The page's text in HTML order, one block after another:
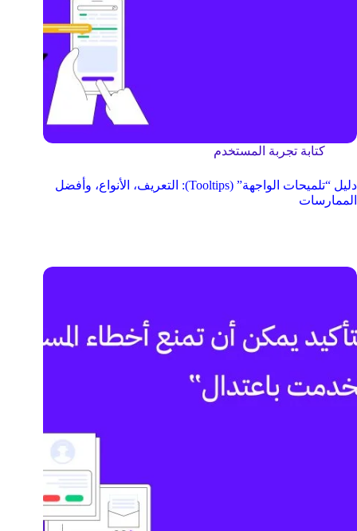
كتابة تجربة المستخدم
دليل “تلميحات الواجهة” (Tooltips): التعريف، الأنواع، وأفضل
الممارسات